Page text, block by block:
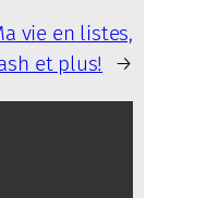
vie en listes,
et plus!
→